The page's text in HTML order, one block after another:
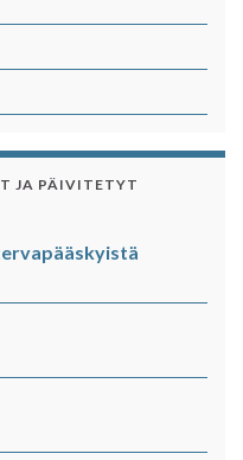
JA PÄIVITETYT